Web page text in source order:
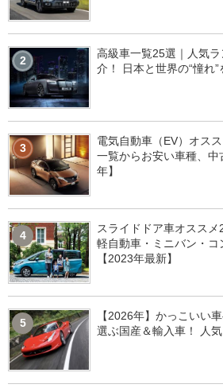
2
高級車一覧25選｜人気
介！ 日本と世界の“憧れ
3
電気自動車（EV）オス
一覧からお安い車種、
年】
4
スライドドア車オスス
軽自動車・ミニバン・コ
【2023年最新】
5
【2026年】かっこいい
選ぶ国産＆輸入車！ 人